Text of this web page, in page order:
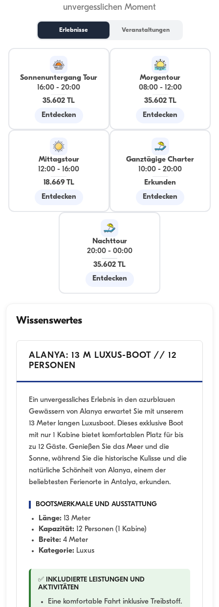
unvergesslichen Moment
Erlebnisse Veranstaltungen
Sonnenuntergang Tour
16:00 -20:00
35.602 TL
Entdecken
Morgentour
08:00-
12:00
35.602 TL
Entdecken
Mittagstour
12:00 -
16:00
18.669 TL
Entdecken
Ganztägige Charter
10:00 -20:00
Erkunden
Entdecken
Nachttour
20:00- 00:00
35.602 TL
Entdecken
Wissenswertes
ALANYA: 13 M LUXUS-BOOT // 12
PERSONEN
Ein unvergessliches Erlebnis in den azurblauen
Gewässern von Alanya erwartet Sie mit unserem
13 Meter langen Luxusboot. Dieses exklusive Boot
mit nur 1 Kabine bietet komfortablen Platz für bis
zu 12 Gäste. Genießen Sie das Meer und die
Sonne, während Sie die historische Kulisse und die
natürliche Schönheit von Alanya, einem der
beliebtesten Ferienorte in Antalya, erkunden.
BOOTSMERKMALE UND AUSSTATTUNG
Länge: 13 Meter
Kapazität: 12 Personen (1 Kabine)
Breite: 4 Meter
Kategorie: Luxus
✅ INKLUDIERTE LEISTUNGEN UND
AKTIVITÄTEN
Eine komfortable Fahrt inklusive Treibstoff.